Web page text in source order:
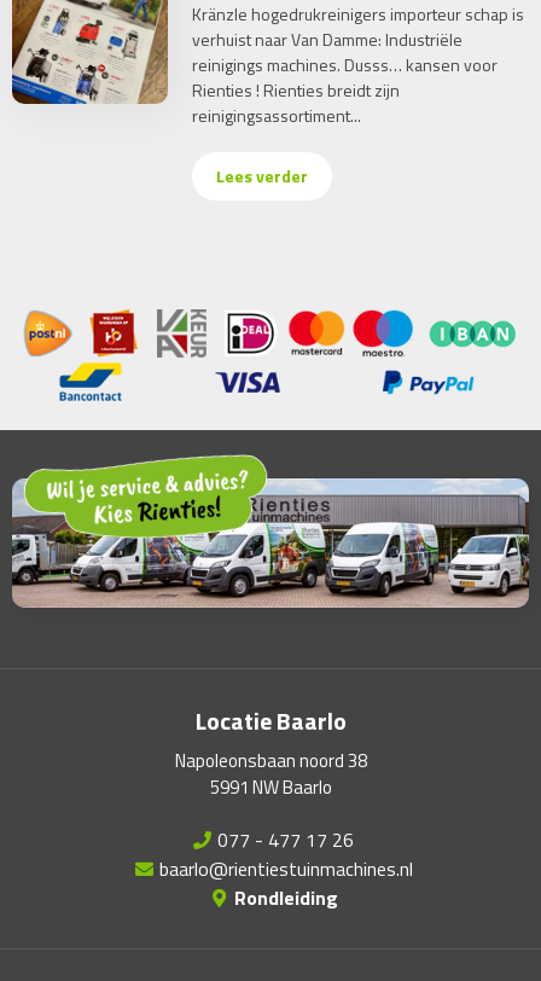
Kränzle hogedrukreinigers importeur schap is
verhuist naar Van Damme: Industriële
reinigings machines. Dusss… kansen voor
Rienties ! Rienties breidt zijn
reinigingsassortiment...
Lees verder
Locatie Baarlo
Napoleonsbaan noord 38
5991 NW Baarlo
077 - 477 17 26
baarlo@rientiestuinmachines.nl
Rondleiding